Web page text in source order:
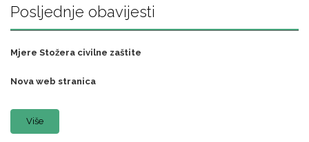
Posljednje obavijesti
Mjere Stožera civilne zaštite
Nova web stranica
Više